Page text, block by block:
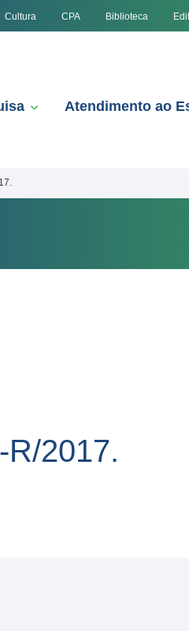
Cultura CPA Biblioteca
Atendimento ao
R/2017.